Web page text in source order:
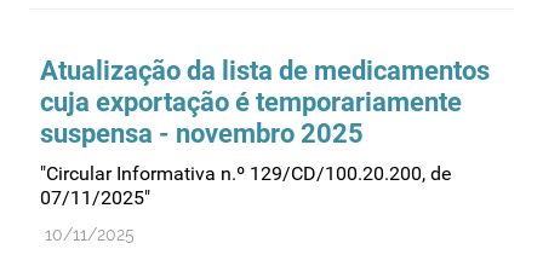
Atualização da lista de medicamentos
cuja exportação é temporariamente
suspensa - novembro 2025
"Circular Informativa n.º 129/CD/100.20.200, de
07/11/2025"
10/11/2025